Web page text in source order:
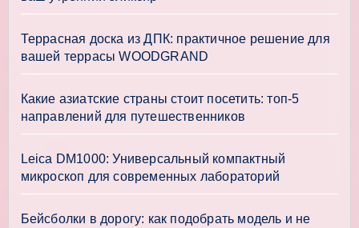
Террасная доска из ДПК: практичное решение для
вашей террасы WOODGRAND
Какие азиатские страны стоит посетить: топ-5
направлений для путешественников
Leica DM1000: Универсальный компактный
микроскоп для современных лабораторий
Бейсболки в дорогу: как подобрать модель и не